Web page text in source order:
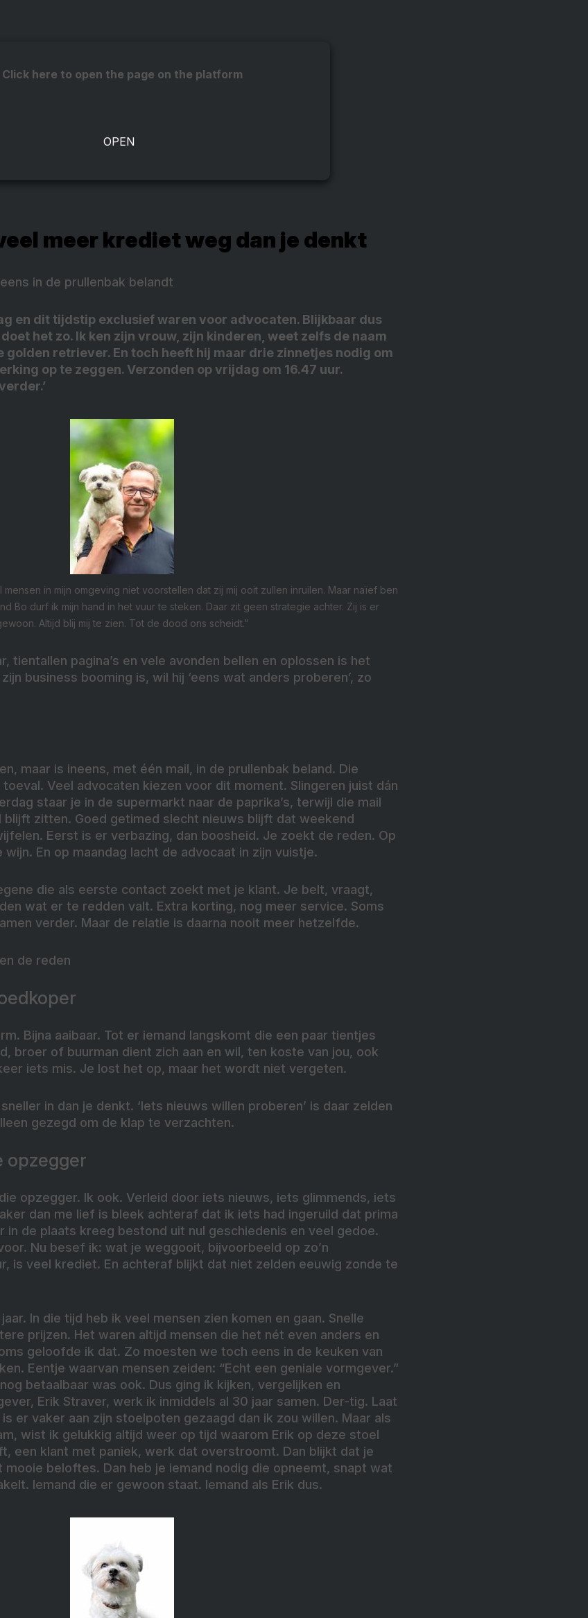
Click here to open the page on the platform
meer krediet weg dan je denkt
in de prullenbak belandt
en dit tijdstip exclusief waren voor advocaten. Blijkbaar dus
het zo. Ik ken zijn vrouw, zijn kinderen, weet zelfs de naam
retriever. En toch heeft hij maar drie zinnetjes nodig om
op te zeggen. Verzonden op vrijdag om 16.47 uur.
mensen in mijn omgeving niet voorstellen dat zij mij ooit zullen inruilen. Maar naïef ben
Bo durf ik mijn hand in het vuur te steken. Daar zit geen strategie achter. Zij is er
Altijd blij mij te zien. Tot de dood ons scheidt.”
tientallen pagina’s en vele avonden bellen en oplossen is het
business booming is, wil hij ‘eens wat anders proberen’, zo
maar is ineens, met één mail, in de prullenbak beland. Die
Veel advocaten kiezen voor dit moment. Slingeren juist dán
staar je in de supermarkt naar de paprika’s, terwijl die mail
blijft zitten. Goed getimed slecht nieuws blijft dat weekend
Eerst is er verbazing, dan boosheid. Je zoekt de reden. Op
En op maandag lacht de advocaat in zijn vuistje.
die als eerste contact zoekt met je klant. Je belt, vraagt,
wat er te redden valt. Extra korting, nog meer service. Soms
verder. Maar de relatie is daarna nooit meer hetzelfde.
de reden
Bijna aaibaar. Tot er iemand langskomt die een paar tientjes
broer of buurman dient zich aan en wil, ten koste van jou, ook
iets mis. Je lost het op, maar het wordt niet vergeten.
in dan je denkt. ‘Iets nieuws willen proberen’ is daar zelden
gezegd om de klap te verzachten.
opzegger
opzegger. Ik ook. Verleid door iets nieuws, iets glimmends, iets
dan me lief is bleek achteraf dat ik iets had ingeruild dat prima
in de plaats kreeg bestond uit nul geschiedenis en veel gedoe.
Nu besef ik: wat je weggooit, bijvoorbeeld op zo’n
is veel krediet. En achteraf blijkt dat niet zelden eeuwig zonde te
In die tijd heb ik veel mensen zien komen en gaan. Snelle
prijzen. Het waren altijd mensen die het nét even anders en
geloofde ik dat. Zo moesten we toch eens in de keuken van
Eentje waarvan mensen zeiden: “Echt een geniale vormgever.”
betaalbaar was ook. Dus ging ik kijken, vergelijken en
Erik Straver, werk ik inmiddels al 30 jaar samen. Der-tig. Laat
er vaker aan zijn stoelpoten gezaagd dan ik zou willen. Maar als
wist ik gelukkig altijd weer op tijd waarom Erik op deze stoel
een klant met paniek, werk dat overstroomt. Dan blijkt dat je
mooie beloftes. Dan heb je iemand nodig die opneemt, snapt wat
Iemand die er gewoon staat. Iemand als Erik dus.